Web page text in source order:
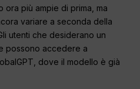
ora più ampie di prima, ma
variare a seconda della
utenti che desiderano un
possono accedere a
dove il modello è già